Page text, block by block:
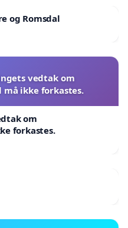
og Romsdal
vedtak om
ikke forkastes.
om
forkastes.